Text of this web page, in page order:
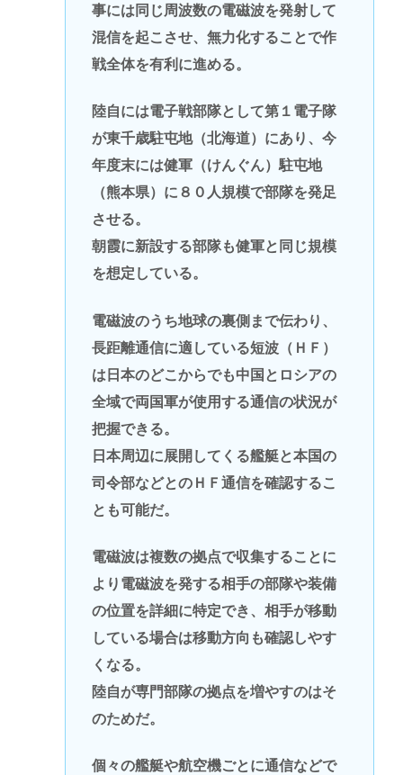
事には同じ周波数の電磁波を発射して
混信を起こさせ、無力化することで作
戦全体を有利に進める。
陸自には電子戦部隊として第１電子隊
が東千歳駐屯地（北海道）にあり、今
年度末には健軍（けんぐん）駐屯地
（熊本県）に８０人規模で部隊を発足
させる。
朝霞に新設する部隊も健軍と同じ規模
を想定している。
電磁波のうち地球の裏側まで伝わり、
長距離通信に適している短波（ＨＦ）
は日本のどこからでも中国とロシアの
全域で両国軍が使用する通信の状況が
把握できる。
日本周辺に展開してくる艦艇と本国の
司令部などとのＨＦ通信を確認するこ
とも可能だ。
電磁波は複数の拠点で収集することに
より電磁波を発する相手の部隊や装備
の位置を詳細に特定でき、相手が移動
している場合は移動方向も確認しやす
くなる。
陸自が専門部隊の拠点を増やすのはそ
のためだ。
個々の艦艇や航空機ごとに通信などで